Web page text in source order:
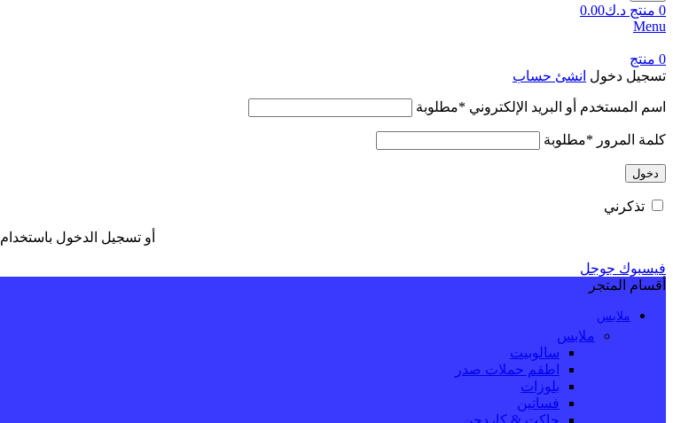
0 منتج د.ك0.00
Menu
0 منتج
تسجيل دخول انشئ حساب
اسم المستخدم أو البريد الإلكتروني *مطلوبة
كلمة المرور *مطلوبة
دخول
تذكرني
أو تسجيل الدخول باستخدام
فيسبوك جوجل
أقسام المتجر
ملابس
ملابس
سالوبيت
اطقم حملات صدر
بلوزات
فساتين
جاكت & كاردجن